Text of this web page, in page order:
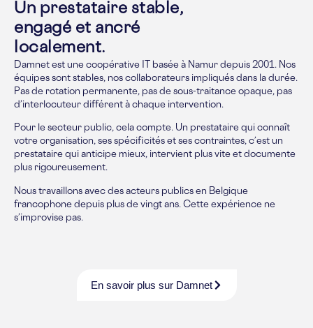
Un prestataire stable,
engagé et ancré
localement.
Damnet est une coopérative IT basée à Namur depuis 2001. Nos
équipes sont stables, nos collaborateurs impliqués dans la durée.
Pas de rotation permanente, pas de sous-traitance opaque, pas
d’interlocuteur différent à chaque intervention.
Pour le secteur public, cela compte. Un prestataire qui connaît
votre organisation, ses spécificités et ses contraintes, c’est un
prestataire qui anticipe mieux, intervient plus vite et documente
plus rigoureusement.
Nous travaillons avec des acteurs publics en Belgique
francophone depuis plus de vingt ans. Cette expérience ne
s’improvise pas.
En savoir plus sur Damnet